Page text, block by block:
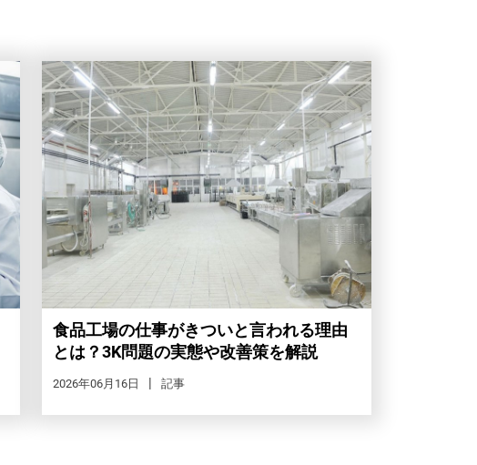
食品工場の仕事がきついと言われる理由
とは？3K問題の実態や改善策を解説
2026年06月16日 記事